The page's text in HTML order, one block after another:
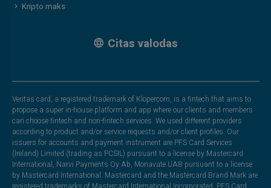
Kripto maks
Citas valodas
Veritas card, a registered trademark of Klopercom, is a fintech that aims to
propose a super in-house platform and app where our clients and members
can choose fintech and non-fintech services. We used different providers
according to product and/or service requests and/or client profiles. Our
issuers for accounts and payment instrument are PFS Card Services
(Ireland) Limited (trading as PCSIL) pursuant to a license by Mastercard
International, Narvi Payments Oy Ab, Monavate UAB pursuant to a license
by Mastercard International. Mastercard and the Mastercard Brand Mark are